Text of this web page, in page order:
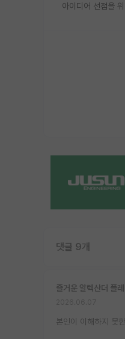
아이디어 선점을
댓글 9개
즐거운 알렉산더 플레
본인이 이해하지 못